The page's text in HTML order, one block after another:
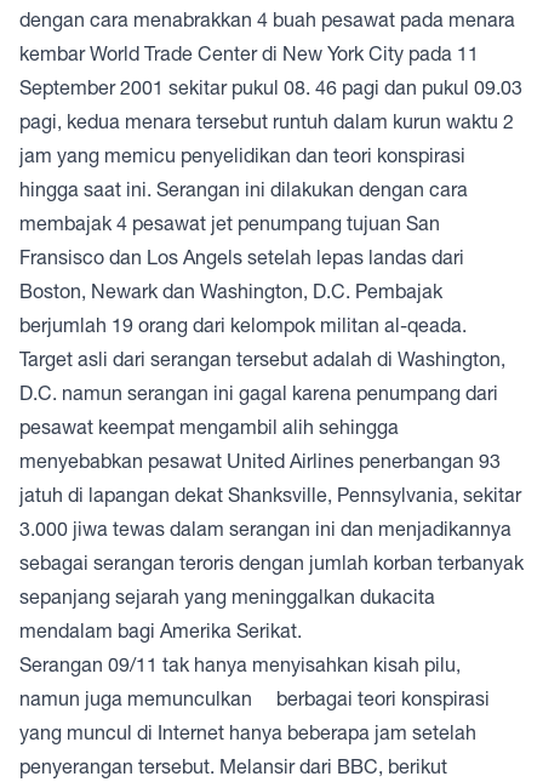
dengan cara menabrakkan 4 buah pesawat pada menara
kembar World Trade Center di New York City pada 11
September 2001 sekitar pukul 08. 46 pagi dan pukul 09.03
pagi, kedua menara tersebut runtuh dalam kurun waktu 2
jam yang memicu penyelidikan dan teori konspirasi
hingga saat ini. Serangan ini dilakukan dengan cara
membajak 4 pesawat jet penumpang tujuan San
Fransisco dan Los Angels setelah lepas landas dari
Boston, Newark dan Washington, D.C. Pembajak
berjumlah 19 orang dari kelompok militan al-qeada.
Target asli dari serangan tersebut adalah di Washington,
D.C. namun serangan ini gagal karena penumpang dari
pesawat keempat mengambil alih sehingga
menyebabkan pesawat United Airlines penerbangan 93
jatuh di lapangan dekat Shanksville, Pennsylvania, sekitar
3.000 jiwa tewas dalam serangan ini dan menjadikannya
sebagai serangan teroris dengan jumlah korban terbanyak
sepanjang sejarah yang meninggalkan dukacita
mendalam bagi Amerika Serikat.
Serangan 09/11 tak hanya menyisahkan kisah pilu,
namun juga memunculkan berbagai teori konspirasi
yang muncul di Internet hanya beberapa jam setelah
penyerangan tersebut. Melansir dari BBC, berikut